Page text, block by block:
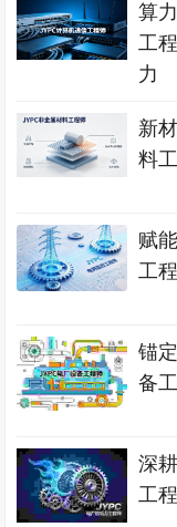
算
工
力
新
料
赋
工
锚
备
深
工